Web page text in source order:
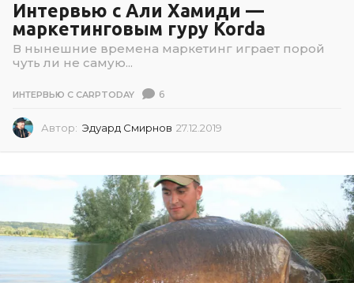
Интервью с Али Хамиди —
маркетинговым гуру Korda
В нынешние времена маркетинг играет порой
чуть ли не самую...
ИНТЕРВЬЮ С CARPTODAY 6
Автор: Эдуард Смирнов 27.12.2019
2
0
1
9